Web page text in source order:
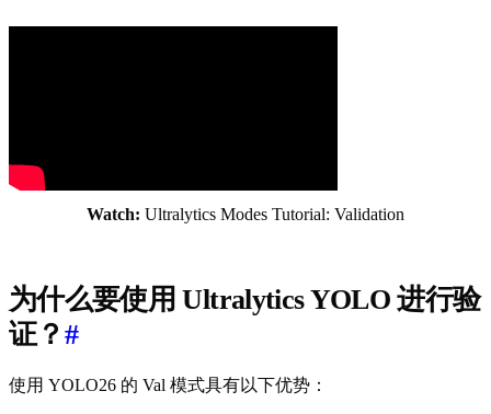
Watch: Ultralytics Modes Tutorial: Validation
为什么要使用 Ultralytics YOLO 进行验
证？ #
使用 YOLO26 的 Val 模式具有以下优势：